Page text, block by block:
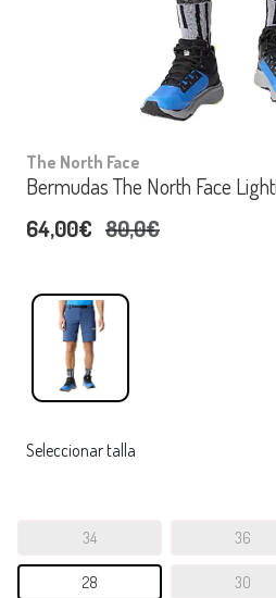
The North Face
Bermudas The North Face
64,00€ 80,0€
Seleccionar talla
34 36
28 30